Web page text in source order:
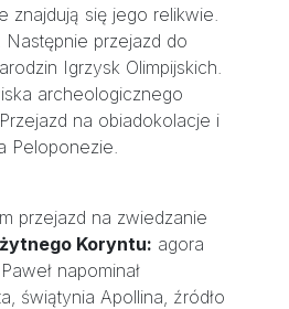
znajdują się jego relikwie.
przejazd do
Igrzysk Olimpijskich.
archeologicznego
na obiadokolacje i
Peloponezie.
przejazd na zwiedzanie
Koryntu: agora
napominał
świątynia Apollina, źródło